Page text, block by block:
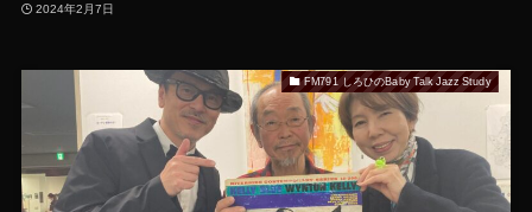
2024年2月7日
FM791 しろひのBaby Talk Jazz Study